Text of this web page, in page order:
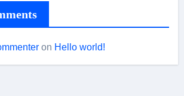
on Hello world!